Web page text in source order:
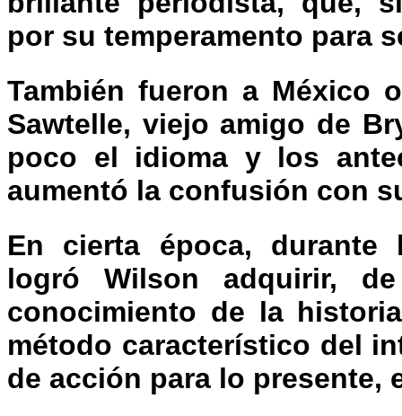
por su temperamento para
También fueron a México
Sawtelle, viejo amigo de
poco el idioma y los
aumentó la confusión con
En cierta época, durante
logró Wilson adquirir,
conocimiento de la
método característico del
de acción para lo presente,